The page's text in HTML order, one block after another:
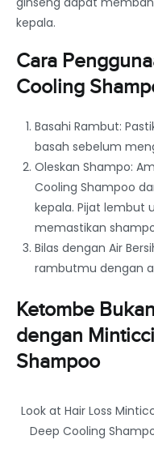
kepala.
Cara
Cooling
Basahi Rambut:
basah sebelum
Oleskan Shampo:
Cooling Shampoo
kepala. Pijat lembut
memastikan
Bilas dengan Air
rambutmu dengan
Ketombe
dengan
Shampoo
Look at Hair Loss
Deep Cooling